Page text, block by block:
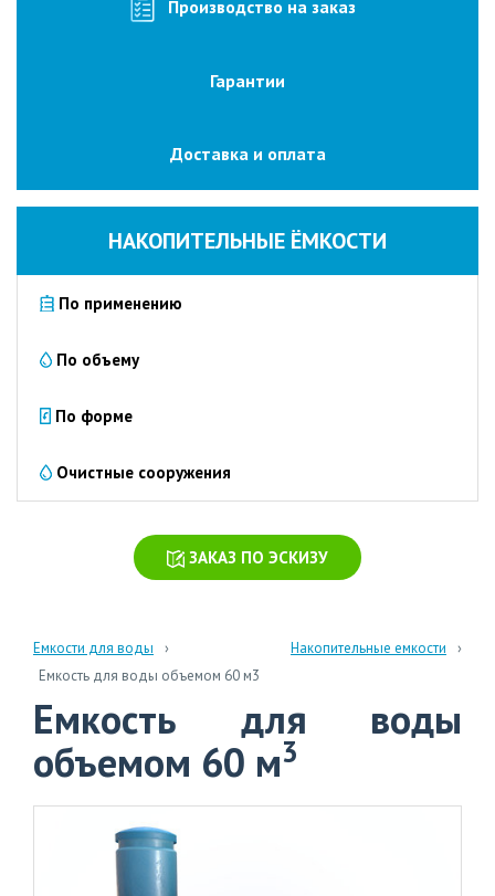
Очистка
вод
сточных
вод
и
Очистка
навозных
стоков
Производство на заказ
Гарантии
Доставка и оплата
НАКОПИТЕЛЬНЫЕ ЁМКОСТИ
По применению
По объему
По форме
Очистные сооружения
ЗАКАЗ ПО ЭСКИЗУ
Емкости для воды
Накопительные емкости
Емкость для воды объемом 60 м3
Емкость для воды
объемом 60 м3